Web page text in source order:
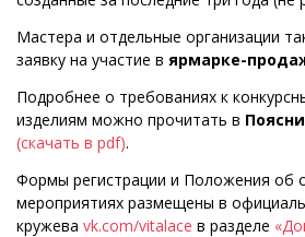
Мастера и отдельные организации
заявку на участие в ярмарке-
Подробнее о требованиях к
изделиям можно прочитать в
(скачать в pdf).
Формы регистрации и Положения об
мероприятиях размещены в
кружева vk.com/vitalace в разделе